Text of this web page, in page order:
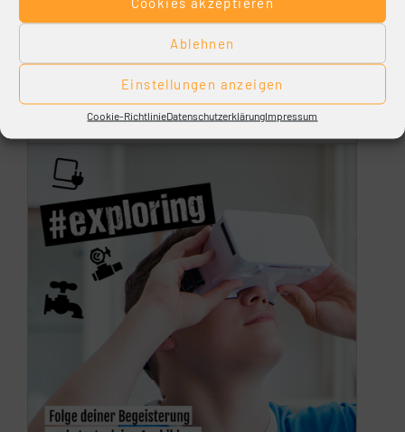
Ablehnen
Einstellungen anzeigen
Cookie-RichtlinieDatenschutzerklärungImpressum